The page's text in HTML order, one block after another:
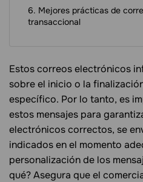
Mejores prácticas de
transaccional
Estos correos electrónicos
sobre el inicio o la
específico. Por lo tanto, es
estos mensajes para
electrónicos correctos, se
indicados en el momento
personalización de los
qué? Asegura que el